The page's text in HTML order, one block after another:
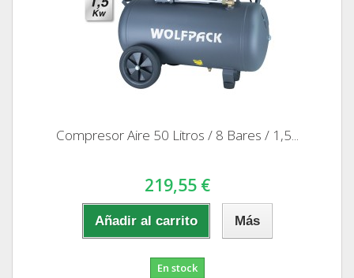
Compresor Aire 50 Litros / 8 Bares / 1,5...
219,55 €
Añadir al carrito Más
En stock